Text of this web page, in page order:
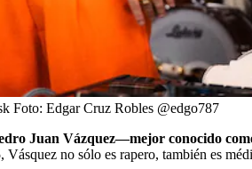
Foto: Edgar Cruz Robles @edgo787
Juan Vázquez—mejor conocido
no sólo es rapero, también es